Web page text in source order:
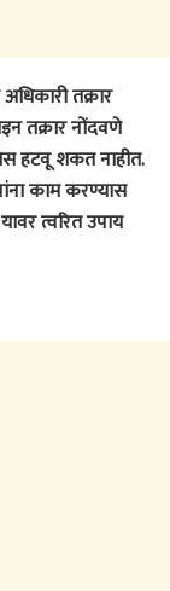
तक्रार
तक्रार नोंदवणे
हटवू शकत नाहीत.
काम करण्यास
त्वरित उपाय